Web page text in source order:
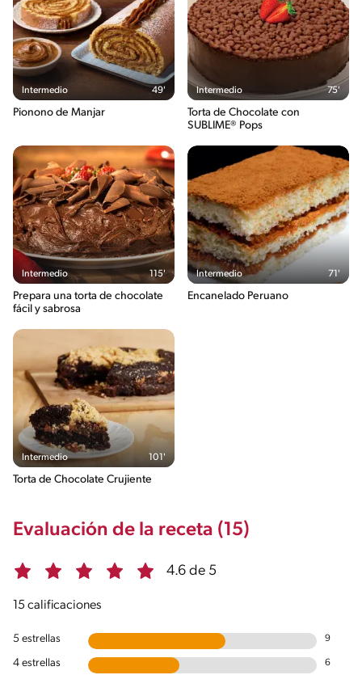
Intermedio 49'
Pionono de Manjar
Intermedio 75'
Torta de Chocolate con
SUBLIME® Pops
Intermedio 115'
Prepara una torta de chocolate
fácil y sabrosa
Intermedio 71'
Encanelado Peruano
Intermedio 101'
Torta de Chocolate Crujiente
Evaluación de la receta (15)
4.6 de 5
15 calificaciones
5 estrellas 9
4 estrellas 6